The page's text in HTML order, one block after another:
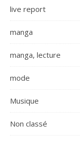
live report
manga
manga, lecture
mode
Musique
Non classé